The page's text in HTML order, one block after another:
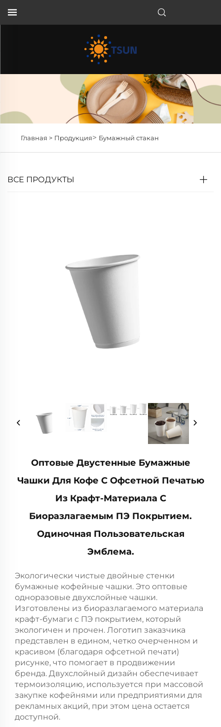
Главная > Продукция> Бумажный стакан
ВСЕ ПРОДУКТЫ
Оптовые Двустенные Бумажные
Чашки Для Кофе С Офсетной Печатью
Из Крафт-Материала С
Биоразлагаемым ПЭ Покрытием.
Одиночная Пользовательская
Эмблема.
Экологически чистые двойные стенки
бумажные кофейные чашки. Это оптовые
одноразовые двухслойные чашки.
Изготовлены из биоразлагаемого материала
крафт-бумаги с ПЭ покрытием, который
экологичен и прочен. Логотип заказчика
представлен в едином, четко очерченном и
красивом (благодаря офсетной печати)
рисунке, что помогает в продвижении
бренда. Двухслойный дизайн обеспечивает
термоизоляцию, используется при массовой
закупке кофейнями или предприятиями для
рекламных акций, при этом цена остается
доступной.